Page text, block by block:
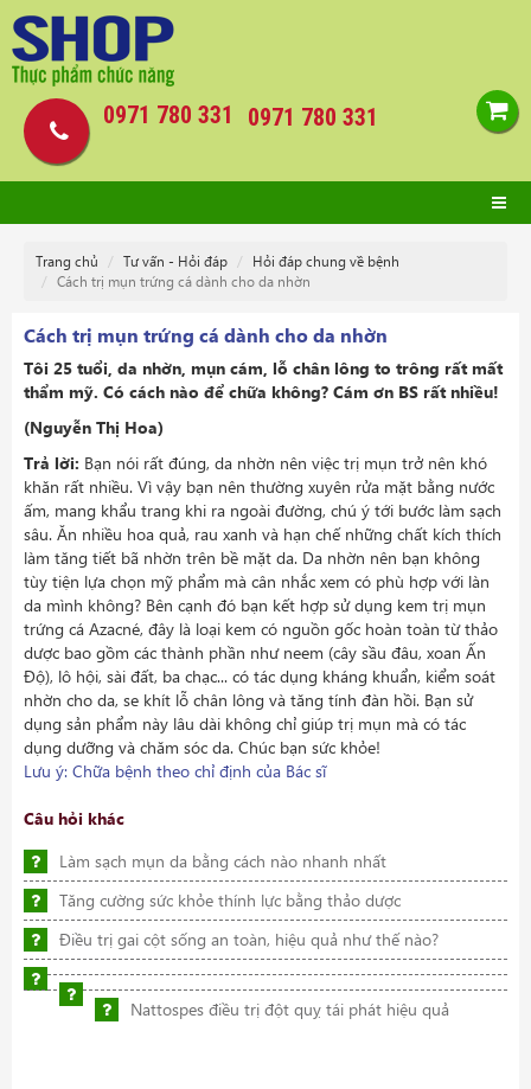
0971 780 331
0971 780 331
Trang chủ Tư vấn - Hỏi đáp
Hỏi đáp chung về bệnh
Cách trị mụn trứng cá dành cho da nhờn
Cách trị mụn trứng cá dành cho da nhờn
Tôi 25 tuổi, da nhờn, mụn cám, lỗ chân lông to trông rất mất
thẩm mỹ. Có cách nào để chữa không? Cám ơn BS rất nhiều!
(Nguyễn Thị Hoa)
Trả lời: Bạn nói rất đúng, da nhờn nên việc trị mụn trở nên khó
khăn rất nhiều. Vì vậy bạn nên thường xuyên rửa mặt bằng nước
ấm, mang khẩu trang khi ra ngoài đường, chú ý tới bước làm sạch
sâu. Ăn nhiều hoa quả, rau xanh và hạn chế những chất kích thích
làm tăng tiết bã nhờn trên bề mặt da. Da nhờn nên bạn không
tùy tiện lựa chọn mỹ phẩm mà cân nhắc xem có phù hợp với làn
da mình không? Bên cạnh đó bạn kết hợp sử dụng kem trị mụn
trứng cá Azacné, đây là loại kem có nguồn gốc hoàn toàn từ thảo
dược bao gồm các thành phần như neem (cây sầu đâu, xoan Ấn
Độ), lô hội, sài đất, ba chạc... có tác dụng kháng khuẩn, kiểm soát
nhờn cho da, se khít lỗ chân lông và tăng tính đàn hồi. Bạn sử
dụng sản phẩm này lâu dài không chỉ giúp trị mụn mà có tác
dụng dưỡng và chăm sóc da. Chúc bạn sức khỏe!
Lưu ý: Chữa bệnh theo chỉ định của Bác sĩ
Câu hỏi khác
Làm sạch mụn da bằng cách nào nhanh nhất
Tăng cường sức khỏe thính lực bằng thảo dược
Điều trị gai cột sống an toàn, hiệu quả như thế nào?
Nattospes điều trị đột quỵ tái phát hiệu quả